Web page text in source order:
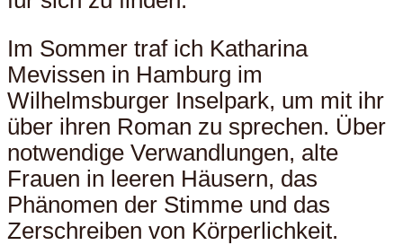
Im Sommer traf ich Katharina
Mevissen in Hamburg im
Wilhelmsburger Inselpark, um mit ihr
über ihren Roman zu sprechen. Über
notwendige Verwandlungen, alte
Frauen in leeren Häusern, das
Phänomen der Stimme und das
Zerschreiben von Körperlichkeit.